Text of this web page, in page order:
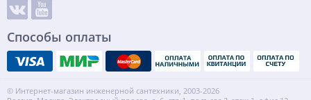
Способы оплаты
© Интернет-магазин инженерной сантехники, 2003-2026